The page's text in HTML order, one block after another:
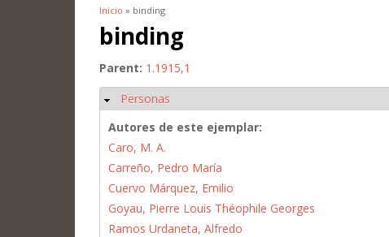
Se encuentra usted aquí
Inicio » binding
binding
Parent: 1.1915,1
Ocultar
Personas
Autores de este ejemplar:
Caro, M. A.
Carreño, Pedro María
Cuervo Márquez, Emilio
Goyau, Pierre Louis Théophile Georges
Ramos Urdaneta, Alfredo